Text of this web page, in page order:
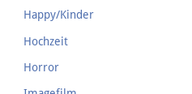
Happy/Kinder
Hochzeit
Horror